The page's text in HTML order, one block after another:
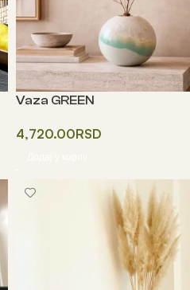
Vaza GREEN
4,720.00RSD